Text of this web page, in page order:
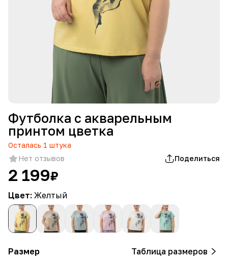
Футболка с акварельным
принтом цветка
Осталась 1 штука
Нет отзывов
Поделиться
2 199₽
Цвет: Желтый
Размер Таблица размеров